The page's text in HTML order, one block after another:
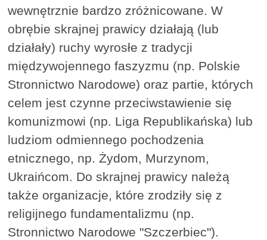
wewnętrznie bardzo zróżnicowane. W
obrębie skrajnej prawicy działają (lub
działały) ruchy wyrosłe z tradycji
międzywojennego faszyzmu (np. Polskie
Stronnictwo Narodowe) oraz partie, których
celem jest czynne przeciwstawienie się
komunizmowi (np. Liga Republikańska) lub
ludziom odmiennego pochodzenia
etnicznego, np. Żydom, Murzynom,
Ukraińcom. Do skrajnej prawicy należą
także organizacje, które zrodziły się z
religijnego fundamentalizmu (np.
Stronnictwo Narodowe "Szczerbiec").